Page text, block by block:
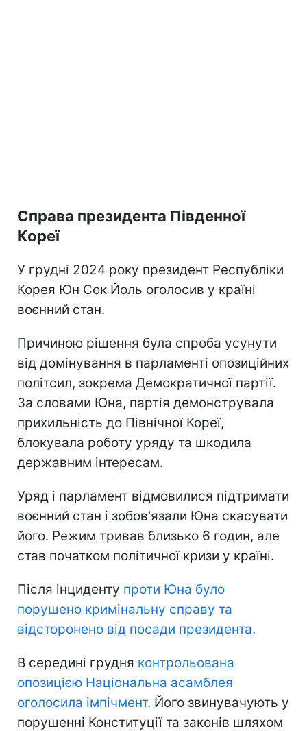
Справа президента Південної
Кореї
У грудні 2024 року президент Республіки
Корея Юн Сок Йоль оголосив у країні
воєнний стан.
Причиною рішення була спроба усунути
від домінування в парламенті опозиційних
політсил, зокрема Демократичної партії.
За словами Юна, партія демонструвала
прихильність до Північної Кореї,
блокувала роботу уряду та шкодила
державним інтересам.
Уряд і парламент відмовилися підтримати
воєнний стан і зобов'язали Юна скасувати
його. Режим тривав близько 6 годин, але
став початком політичної кризи у країні.
Після інциденту проти Юна було
порушено кримінальну справу та
відсторонено від посади президента.
В середині грудня контрольована
опозицією Національна асамблея
оголосила імпічмент. Його звинувачують у
порушенні Конституції та законів шляхом